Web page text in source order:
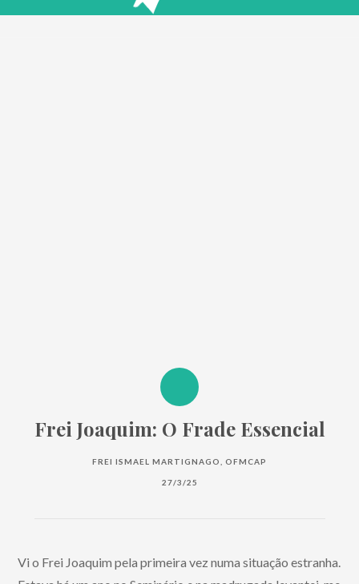
Frei Joaquim: O Frade Essencial
FREI ISMAEL MARTIGNAGO, OFMCAP
27/3/25
Vi o Frei Joaquim pela primeira vez numa situação estranha.